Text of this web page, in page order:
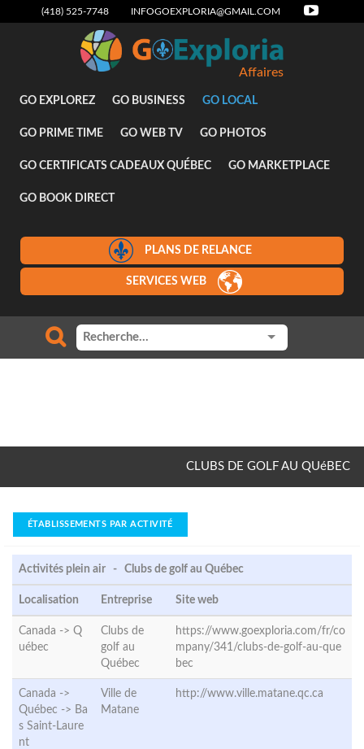
(418) 525-7748 INFOGOEXPLORIA@GMAIL.COM
Affaires
GO EXPLOREZ GO BUSINESS GO LOCAL
GO PRIME TIME GO WEB TV GO PHOTOS
GO CERTIFICATS CADEAUX QUÉBEC GO MARKETPLACE
GO BOOK DIRECT
PLANS DE RELANCE
SERVICES WEB
CLUBS DE GOLF AU QUéBEC
ÉTABLISSEMENTS PAR ACTIVITÉ
Activités plein air - Clubs de golf au Québec
Localisation Entreprise Site web
Canada -> Q
uébec
Clubs de
golf au
Québec
https://www.goexploria.com/fr/co
mpany/341/clubs-de-golf-au-que
bec
Canada ->
Québec -> Ba
s Saint-Laure
nt
Ville de
Matane
http://www.ville.matane.qc.ca